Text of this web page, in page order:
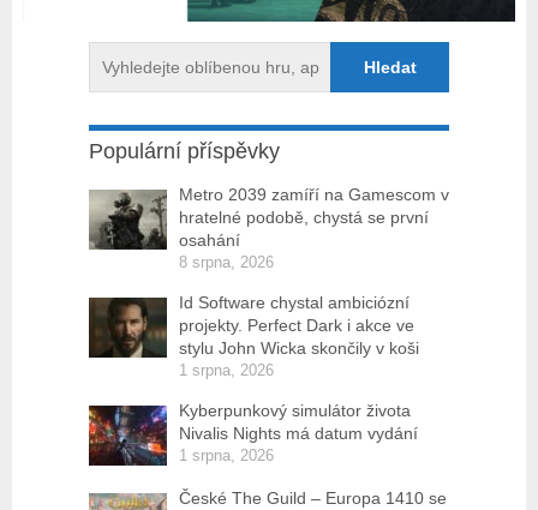
Populární příspěvky
Metro 2039 zamíří na Gamescom v
hratelné podobě, chystá se první
osahání
8 srpna, 2026
Id Software chystal ambiciózní
projekty. Perfect Dark i akce ve
stylu John Wicka skončily v koši
1 srpna, 2026
Kyberpunkový simulátor života
Nivalis Nights má datum vydání
1 srpna, 2026
České The Guild – Europa 1410 se